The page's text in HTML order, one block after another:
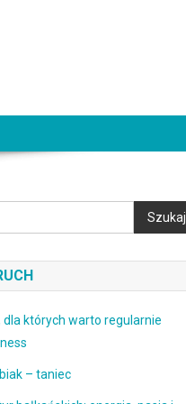
Szukaj
dla których warto regularnie
– taniec